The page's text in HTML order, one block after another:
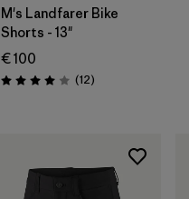
M's Landfarer Bike
Shorts - 13"
€ 100
Bewertung: 4.0 / 5
(12Rezensionen
)